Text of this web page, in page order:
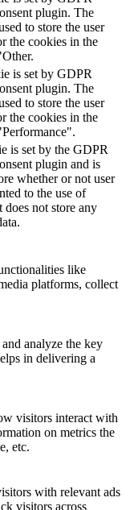
plugin. The
to store the user
the cookies in the
is set by GDPR
plugin. The
to store the user
the cookies in the
is set by the GDPR
plugin and is
whether or not user
to the use of
does not store any
like
platforms, collect
analyze the key
in delivering a
visitors interact with
on metrics the
etc.
with relevant ads
visitors across